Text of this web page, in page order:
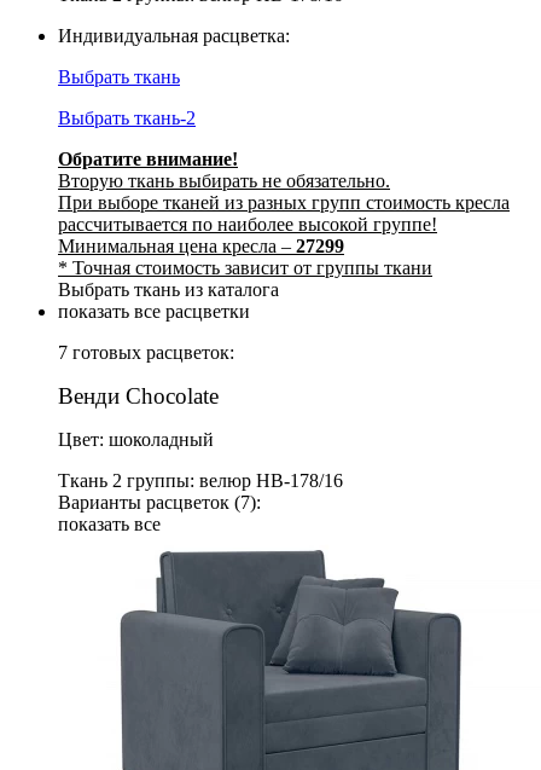
Индивидуальная расцветка:
Выбрать ткань
Выбрать ткань-2
Обратите внимание!
Вторую ткань выбирать не обязательно.
При выборе тканей из разных групп стоимость кресла
рассчитывается по наиболее высокой группе!
Минимальная цена кресла – 27299
* Точная стоимость зависит от группы ткани
Выбрать ткань из каталога
показать все расцветки
7 готовых расцветок:
Венди Chocolate
Цвет: шоколадный
Ткань 2 группы: велюр НВ-178/16
Варианты расцветок (7):
показать все